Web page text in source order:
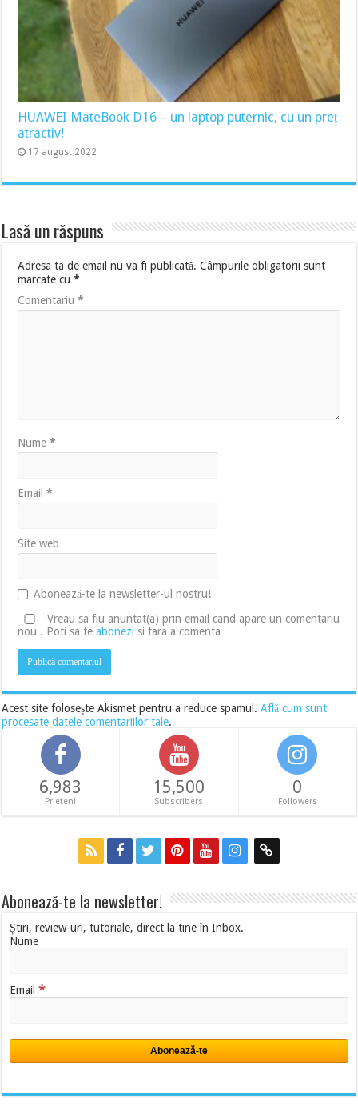
HUAWEI MateBook D16 – un laptop puternic, cu un preț
atractiv!
17 august 2022
Lasă un răspuns
Adresa ta de email nu va fi publicată. Câmpurile obligatorii sunt
marcate cu*
Comentariu*
Nume*
Email*
Site web
Abonează-te la newsletter-ul nostru!
Vreau sa fiu anuntat(a) prin email cand apare un comentariu
nou . Poti sa teabonezi si fara a comenta
Acest site folosește Akismet pentru a reduce spamul.Află cum sunt
procesate datele comentariilor tale.
6,983
Prieteni
15,500
Subscribers
0
Followers
Abonează-te la newsletter!
Știri, review-uri, tutoriale, direct la tine în Inbox.
Nume
Email*